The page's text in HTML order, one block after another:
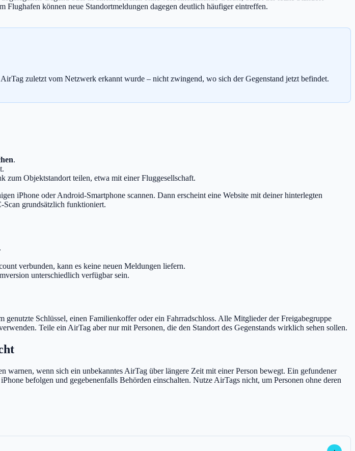
Flughafen können neue Standortmeldungen dagegen deutlich häufiger eintreffen.
zuletzt vom Netzwerk erkannt wurde – nicht zwingend, wo sich der Gegenstand jetzt befindet.
.
zum Objektstandort teilen, etwa mit einer Fluggesellschaft.
iPhone oder Android-Smartphone scannen. Dann erscheint eine Website mit deiner hinterlegten
grundsätzlich funktioniert.
verbunden, kann es keine neuen Meldungen liefern.
unterschiedlich verfügbar sein.
Schlüssel, einen Familienkoffer oder ein Fahrradschloss. Alle Mitglieder der Freigabegruppe
Teile ein AirTag aber nur mit Personen, die den Standort des Gegenstands wirklich sehen sollen.
wenn sich ein unbekanntes AirTag über längere Zeit mit einer Person bewegt. Ein gefundener
befolgen und gegebenenfalls Behörden einschalten. Nutze AirTags nicht, um Personen ohne deren